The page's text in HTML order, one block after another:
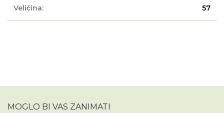
Veličina: 57
MOGLO BI VAS ZANIMATI